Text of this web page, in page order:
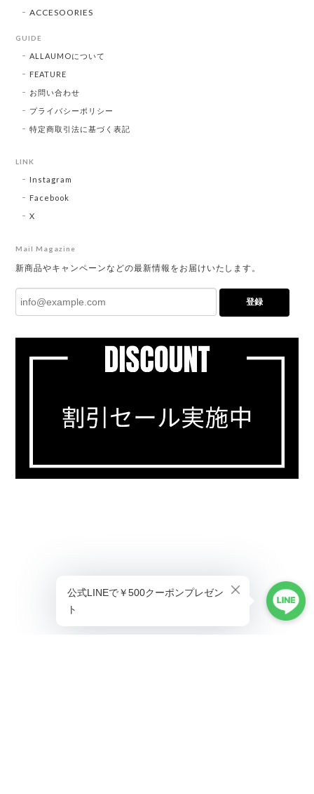
ACCESOORIES
GUIDE
ALLAUMOについて
FEATURE
お問い合わせ
プライバシーポリシー
特定商取引法に基づく表記
LINK
Instagram
Facebook
X
Mail Magazine
新商品やキャンペーンなどの最新情報をお届けいたします。
登録